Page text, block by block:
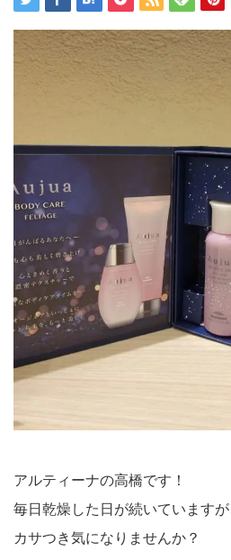
アルティーナの高橋です！
毎日乾燥した日が続いています
カサつき気になりませんか？